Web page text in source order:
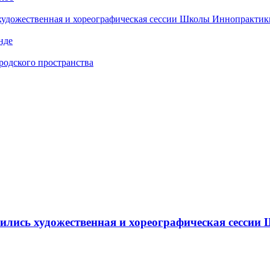
и хореографическая сессии Школы
пространства
художественная и хореографическая